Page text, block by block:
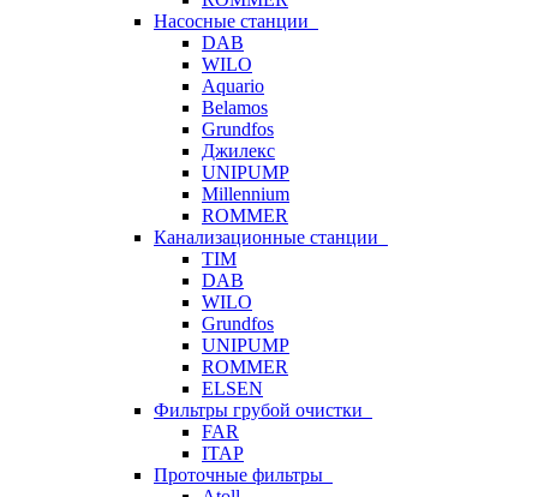
Насосные станции
DAB
WILO
Aquario
Belamos
Grundfos
Джилекс
UNIPUMP
Millennium
ROMMER
Канализационные станции
TIM
DAB
WILO
Grundfos
UNIPUMP
ROMMER
ELSEN
Фильтры грубой очистки
FAR
ITAP
Проточные фильтры